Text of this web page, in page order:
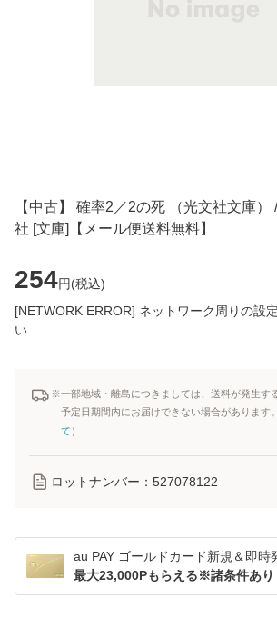
【中古】 確率2／2の死 （光文社文庫）
社 [文庫]【メール便送料無料】
254円(税込)
[NETWORK ERROR] ネットワーク周りの設
い
※一部地域・離島につきましては、送料が発生す
予定日期間内にお届けできない場合があります
て ）
ロットナンバー： 527078122
au PAY ゴールドカード新規＆即時
最大23,000Pもらえる※諸条件あり